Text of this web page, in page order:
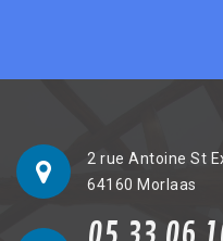
2 rue Antoine St
64160 Morlaas